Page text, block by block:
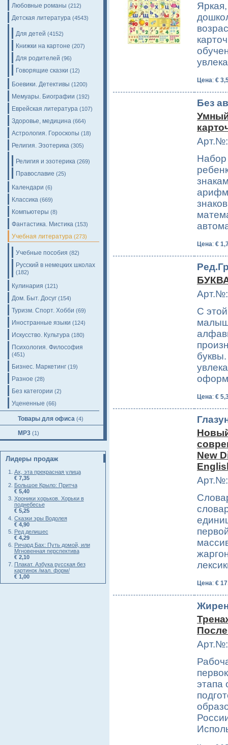
Любовные романы (212)
Детская литература (4543)
Для детей (4152)
Книжки на картоне (207)
Для родителей (96)
Говорящие сказки (12)
Боевики. Детективы (1200)
Мемуары. Биографии (192)
Еврейская литература (107)
Здоровье, медицина (664)
Астрология. Гороскопы (18)
Религия. Эзотерика (305)
Религия и эзотерика (269)
Православие (25)
Календари (6)
Классика (669)
Компьютеры (8)
Фантастика. Мистика (153)
Учебная литература (273)
Учебные пособия (82)
Русский в немецких школах
(182)
Кулинария (121)
Дом. Быт. Досуг (154)
Туризм. Спорт. Хобби (69)
Иностранные языки (124)
Искусство. Культура (180)
Психология. Философия
(451)
Бизнес. Маркетинг (19)
Разное (28)
Без категории (2)
Уцененные (66)
Товары для офиса (4)
MP3 (1)
Лидеры продаж
Ах, эта прекрасная улица
€ 7,35
Большое Крыло: Притча
€ 5,40
Хроники хорьков. Хорьки в
поднебесье
€ 5,25
Сказки эры Водолея
€ 4,90
Ред делишес
€ 4,29
Ричард Бах: Путь домой, или
Мгновенная перспектива
€ 2,10
Плакат. Азбука русская без
картинок /мал. форм/
€ 1,00
Цена: €
Без
Набор
Цена: €
С
малыш
Цена: €
New
Цена: €
этапа